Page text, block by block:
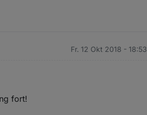
Fr. 12 Okt 2018 - 18:53
fort!